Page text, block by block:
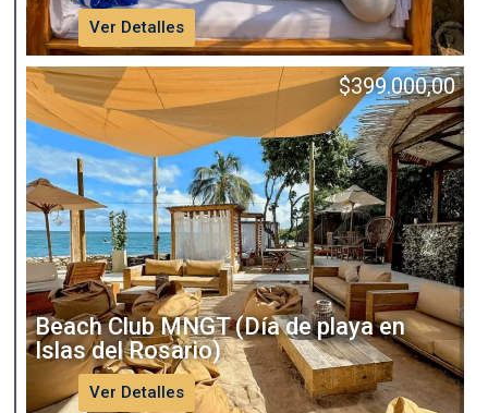
Ver Detalles
$399.000,00
Beach Club MNGT (Día de playa en
Islas del Rosario)
Ver Detalles